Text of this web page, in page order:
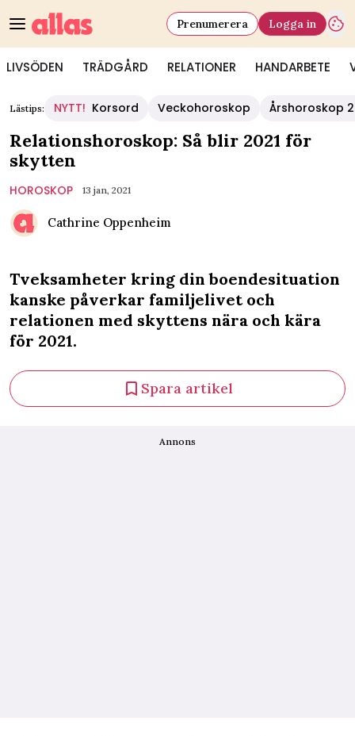
LIVSÖDEN TRÄDGÅRD RELATIONER HANDARBETE
Prenumerera Logga in
Lästips: NYTT! Korsord Veckohoroskop Årshoroskop
Relationshoroskop: Så blir 2021 för
skytten
HOROSKOP 13 jan, 2021
Cathrine Oppenheim
Tveksamheter kring din boendesituation
kanske påverkar familjelivet och
relationen med skyttens nära och kära
för 2021.
Spara artikel
Annons